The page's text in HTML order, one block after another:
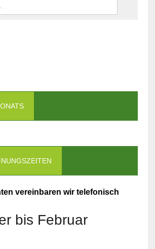
vereinbaren wir telefonisch
bis Februar